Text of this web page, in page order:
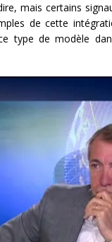
mais certains
de cette
type de modèle